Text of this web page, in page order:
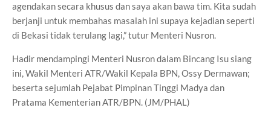
agendakan secara khusus dan saya akan bawa tim. Kita sudah
berjanji untuk membahas masalah ini supaya kejadian seperti
di Bekasi tidak terulang lagi,” tutur Menteri Nusron.
Hadir mendampingi Menteri Nusron dalam Bincang Isu siang
ini, Wakil Menteri ATR/Wakil Kepala BPN, Ossy Dermawan;
beserta sejumlah Pejabat Pimpinan Tinggi Madya dan
Pratama Kementerian ATR/BPN. (JM/PHAL)